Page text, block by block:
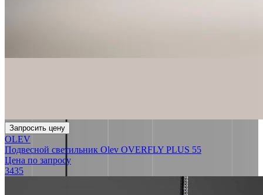
Запросить цену
OLEV
Подвесной светильник Olev OVERFLY PLUS 55
Цена по запросу
3435